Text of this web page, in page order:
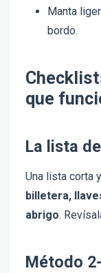
Manta
bordo.
que
La lista
Una lista corta
billetera,
abrigo.
Método